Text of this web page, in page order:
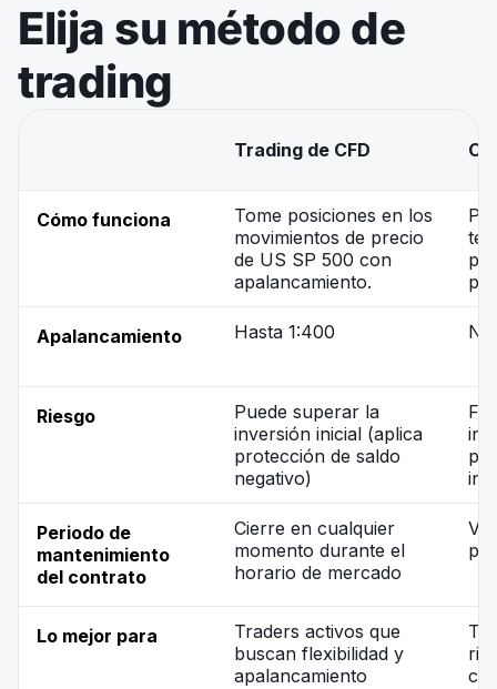
Elija su método de
trading
Trading de CFD
Cómo funciona
Tome posiciones en los
movimientos de precio
de US SP 500 con
apalancamiento.
Apalancamiento Hasta 1:400
Riesgo
Puede superar la
inversión inicial (aplica
protección de saldo
negativo)
Periodo de
mantenimiento
del contrato
Cierre en cualquier
momento durante el
horario de mercado
Lo mejor para
Traders activos que
buscan flexibilidad y
apalancamiento